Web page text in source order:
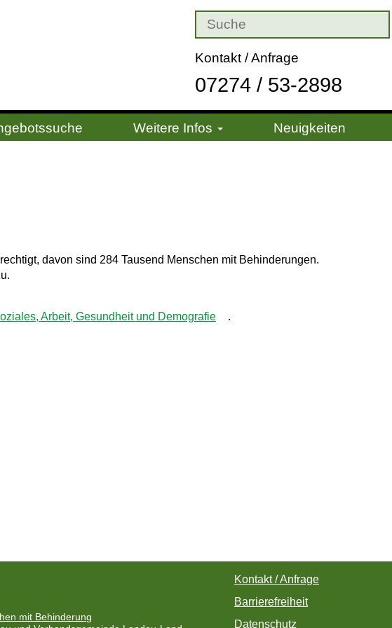
Kontakt / Anfrage
07274 / 53-2898
Weitere Infos Neuigkeiten
davon sind 284 Tausend Menschen mit Behinderungen.
Arbeit, Gesundheit und Demografie .
mit Behinderung
Kontakt / Anfrage
Barrierefreiheit
Datenschutz